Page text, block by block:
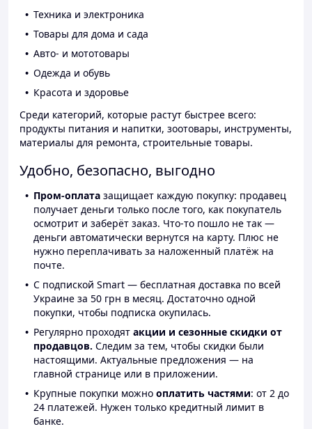
Техника и электроника
Товары для дома и сада
Авто- и мототовары
Одежда и обувь
Красота и здоровье
Среди категорий, которые растут быстрее всего:
продукты питания и напитки, зоотовары, инструменты,
материалы для ремонта, строительные товары.
Удобно, безопасно, выгодно
Пром-оплата защищает каждую покупку: продавец
получает деньги только после того, как покупатель
осмотрит и заберёт заказ. Что-то пошло не так —
деньги автоматически вернутся на карту. Плюс не
нужно переплачивать за наложенный платёж на
почте.
С подпиской Smart — бесплатная доставка по всей
Украине за 50 грн в месяц. Достаточно одной
покупки, чтобы подписка окупилась.
Регулярно проходят акции и сезонные скидки от
продавцов. Следим за тем, чтобы скидки были
настоящими. Актуальные предложения — на
главной странице или в приложении.
Крупные покупки можно оплатить частями: от 2 до
24 платежей. Нужен только кредитный лимит в
банке.